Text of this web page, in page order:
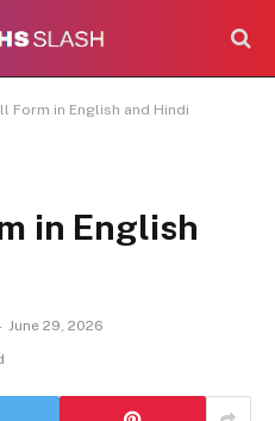
Form in English and Hindi
in English
June 29, 2026